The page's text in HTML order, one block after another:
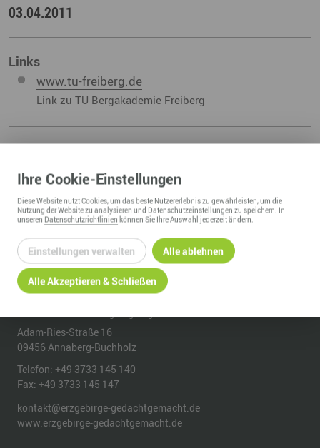
03.04.2011
Links
www.tu-freiberg.de
Link zu TU Bergakademie Freiberg
ZURÜCK ZUR ÜBERSICHT
Adam-Ries-Straße 16
09456 Annaberg-Buchholz
Telefon: +49 3733 145 140
Fax: +49 3733 145 147
kontakt@erzgebirge-gedachtgemacht.de
www.erzgebirge-gedachtgemacht.de
Ihre Cookie-Einstellungen
DieseWebsitenutzt Cookies, um das beste Nutzererlebnis zu gewährleisten, um die
Nutzung derWebsitezu analysieren und Datenschutzeinstellungen zu speichern. In
unseren Datenschutzrichtlinien können Sie Ihre Auswahl jederzeit ändern.
Einstellungen verwalten Alle ablehnen
Alle Akzeptieren & Schließen